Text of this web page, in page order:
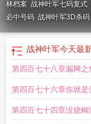
林档案 战神叶军七码复式
必中号码 战神叶军3D杀码
林是什么战神叶军浪苏
战神叶军临李柒免费
神叶军福彩
军t×t战神叶军杀码战神
叶军浪战神叶军今天刚刚
神归来叶君临免费阅读战
战神叶军今天最
第四百七十八章漏网之
第四百七十六章你就是
第四百七十四章没烧糊